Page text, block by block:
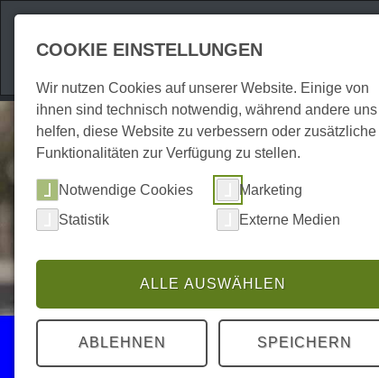
Attraktionen
Events
COOKIE EINSTELLUNGEN
Wir nutzen Cookies auf unserer Website. Einige von
ihnen sind technisch notwendig, während andere uns
helfen, diese Website zu verbessern oder zusätzliche
Funktionalitäten zur Verfügung zu stellen.
Notwendige Cookies
Marketing
Statistik
Externe Medien
ALLE AUSWÄHLEN
ABLEHNEN SPEICHERN